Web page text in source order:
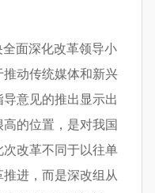
面深化改革领导小
动传统媒体和新兴
意见的推出显示出
的位置，是对我国
改革不同于以往单
进，而是深改组从